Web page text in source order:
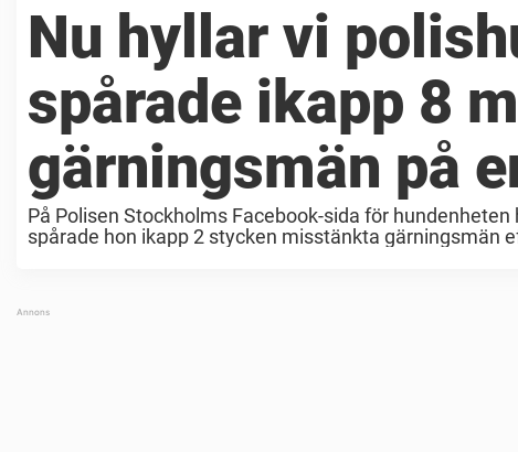
Nu hyllar vi
spårade ikapp 8
gärningsmän på
På Polisen Stockholms Facebook-sida för
spårade hon ikapp 2 stycken misstänkta gärningsmän